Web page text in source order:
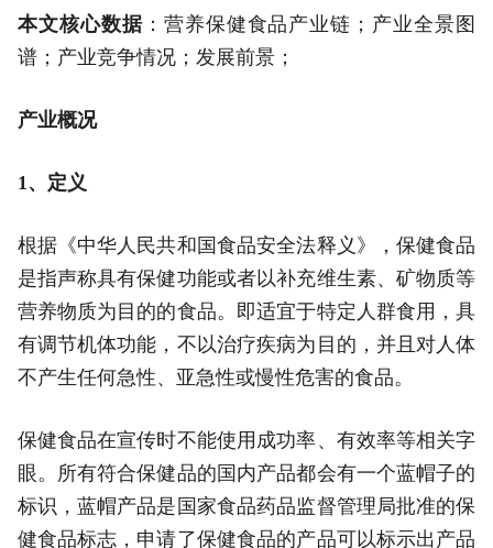
本文核心数据：营养保健食品产业链；产业全景图
谱；产业竞争情况；发展前景；
产业概况
1、定义
根据《中华人民共和国食品安全法释义》，保健食品
是指声称具有保健功能或者以补充维生素、矿物质等
营养物质为目的的食品。即适宜于特定人群食用，具
有调节机体功能，不以治疗疾病为目的，并且对人体
不产生任何急性、亚急性或慢性危害的食品。
保健食品在宣传时不能使用成功率、有效率等相关字
眼。所有符合保健品的国内产品都会有一个蓝帽子的
标识，蓝帽产品是国家食品药品监督管理局批准的保
健食品标志，申请了保健食品的产品可以标示出产品